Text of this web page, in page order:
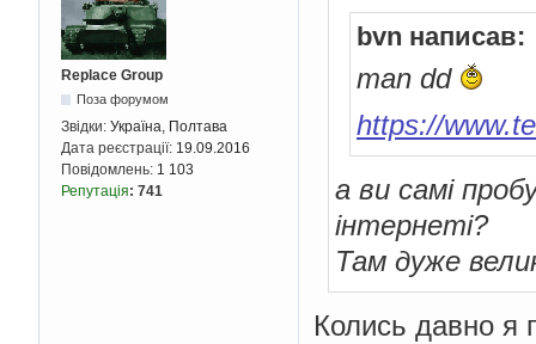
Replace Group
Поза форумом
Звідки: Україна, Полтава
Дата реєстрації: 19.09.2016
Повідомлень: 1 103
Репутація: 741
bvn написав:
man dd
https://
а ви самі
інтернеті?
Там дуже
Колись давно я